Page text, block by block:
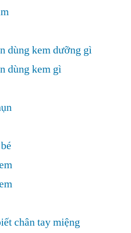
dùng kem dưỡng gì
dùng kem gì
chân tay miệng